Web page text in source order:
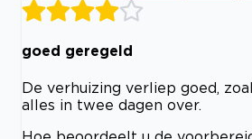
goed geregeld
De verhuizing verliep goed,
alles in twee dagen over.